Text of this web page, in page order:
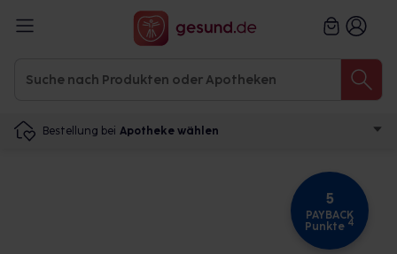
Bestellung bei Apotheke wählen
5
PAYBACK
Punkte 4